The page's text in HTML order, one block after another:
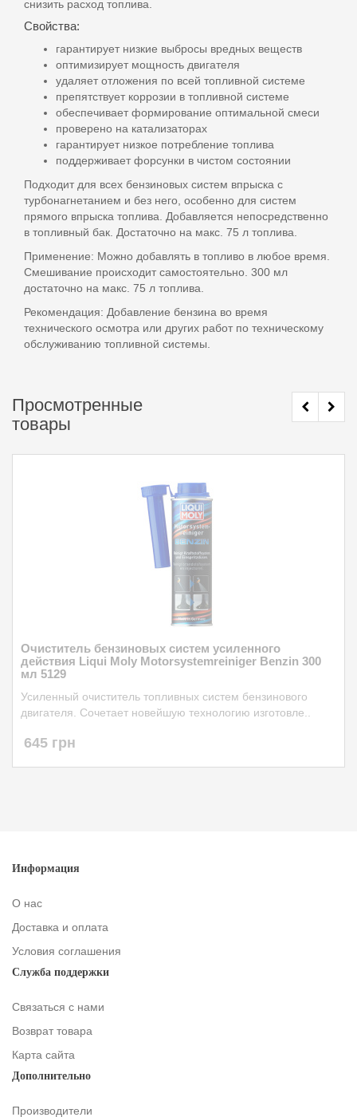
снизить расход топлива.
Свойства:
гарантирует низкие выбросы вредных веществ
оптимизирует мощность двигателя
удаляет отложения по всей топливной системе
препятствует коррозии в топливной системе
обеспечивает формирование оптимальной смеси
проверено на катализаторах
гарантирует низкое потребление топлива
поддерживает форсунки в чистом состоянии
Подходит для всех бензиновых систем впрыска с
турбонагнетанием и без него, особенно для систем
прямого впрыска топлива. Добавляется непосредственно
в топливный бак. Достаточно на макс. 75 л топлива.
Применение: Можно добавлять в топливо в любое время.
Смешивание происходит самостоятельно. 300 мл
достаточно на макс. 75 л топлива.
Рекомендация: Добавление бензина во время
технического осмотра или других работ по техническому
обслуживанию топливной системы.
Просмотренные
товары
Очиститель бензиновых систем усиленного
действия Liqui Moly Motorsystemreiniger Benzin 300
мл 5129
Усиленный очиститель топливных систем бензинового
двигателя. Сочетает новейшую технологию изготовле..
645 грн
Информация
О нас
Доставка и оплата
Условия соглашения
Служба поддержки
Связаться с нами
Возврат товара
Карта сайта
Дополнительно
Производители